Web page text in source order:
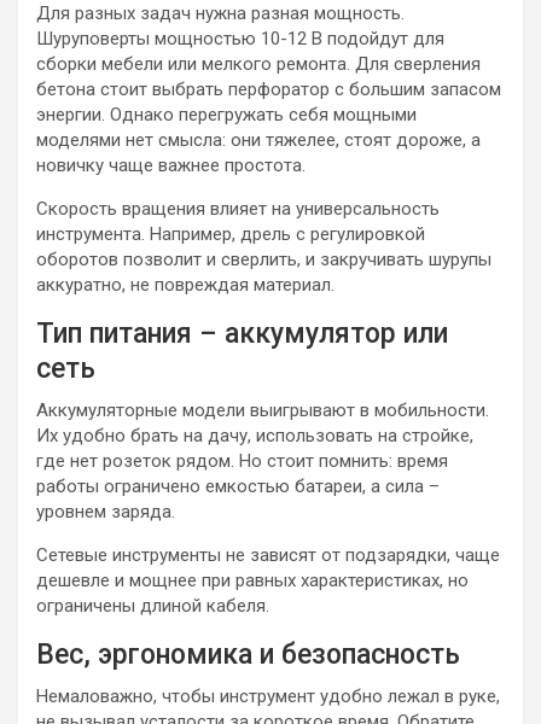
Для разных задач нужна разная мощность.
Шуруповерты мощностью 10-12 В подойдут для
сборки мебели или мелкого ремонта. Для сверления
бетона стоит выбрать перфоратор с большим запасом
энергии. Однако перегружать себя мощными
моделями нет смысла: они тяжелее, стоят дороже, а
новичку чаще важнее простота.
Скорость вращения влияет на универсальность
инструмента. Например, дрель с регулировкой
оборотов позволит и сверлить, и закручивать шурупы
аккуратно, не повреждая материал.
Тип питания – аккумулятор или
сеть
Аккумуляторные модели выигрывают в мобильности.
Их удобно брать на дачу, использовать на стройке,
где нет розеток рядом. Но стоит помнить: время
работы ограничено емкостью батареи, а сила –
уровнем заряда.
Сетевые инструменты не зависят от подзарядки, чаще
дешевле и мощнее при равных характеристиках, но
ограничены длиной кабеля.
Вес, эргономика и безопасность
Немаловажно, чтобы инструмент удобно лежал в руке,